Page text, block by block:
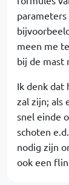
meen me
bij de mast
Ik denk dat
zal zijn; als
snel einde
schoten
nodig zijn
ook een